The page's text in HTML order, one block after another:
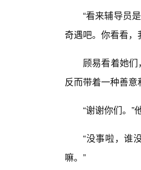
“看来辅导员
奇遇吧。你看看，
顾易看着她
反而带着一种善
“谢谢你们。
“没事啦，谁
嘛。”